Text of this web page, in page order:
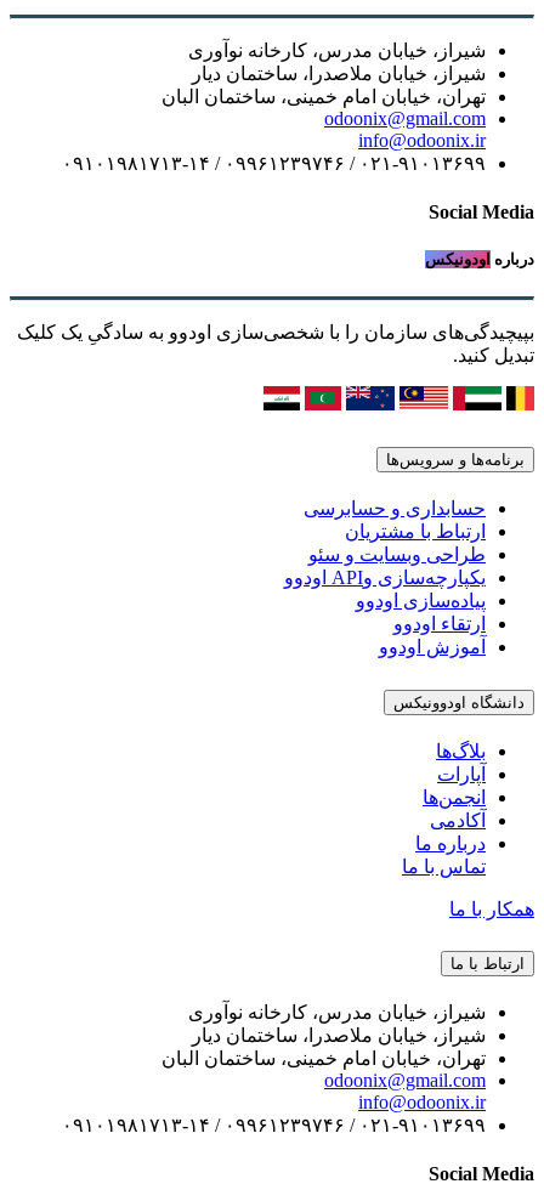
شیراز، خیابان مدرس، کارخانه نوآوری
شیراز، خیابان ملاصدرا، ساختمان دیار
تهران، خیابان امام خمینی، ساختمان البان
odoonix@gmail.com
info@odoonix.ir
۰۲۱-۹۱۰۱۳۶۹۹ / ۰۹۹۶۱۲۳۹۷۴۶ / ۰۹۱۰۱۹۸۱۷۱۳-۱۴
Social Media
درباره اودونیکس
بپیچیدگی‌های سازمان را با شخصی‌سازی اودوو به سادگیِ یک کلیک
تبدیل کنید.
برنامه‌ها و سرویس‌ها
حسابداری و حسابرسی
ارتباط با مشتریان
طراحی وبسایت و سئو
یکپارچه‌سازی وAPI اودوو
پیاده‌سازی اودوو
ارتقاء اودوو
آموزش اودوو
دانشگاه اودوونیکس
بلاگ‌ها
آپارات
انجمن‌ها
آکادمی
درباره ما
تماس با ما
همکار با ما
ارتباط با ما
شیراز، خیابان مدرس، کارخانه نوآوری
شیراز، خیابان ملاصدرا، ساختمان دیار
تهران، خیابان امام خمینی، ساختمان البان
odoonix@gmail.com
info@odoonix.ir
۰۲۱-۹۱۰۱۳۶۹۹ / ۰۹۹۶۱۲۳۹۷۴۶ / ۰۹۱۰۱۹۸۱۷۱۳-۱۴
Social Media